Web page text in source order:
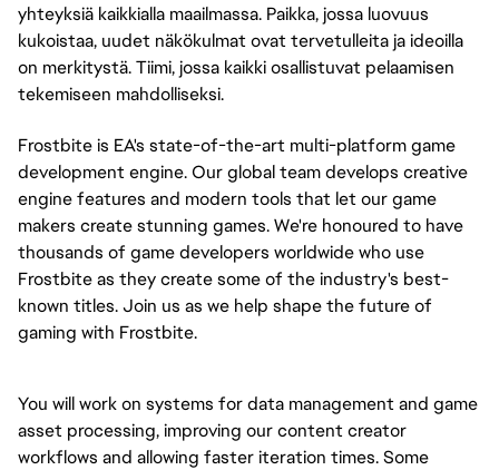
yhteyksiä kaikkialla maailmassa. Paikka, jossa luovuus
kukoistaa, uudet näkökulmat ovat tervetulleita ja ideoilla
on merkitystä. Tiimi, jossa kaikki osallistuvat pelaamisen
tekemiseen mahdolliseksi.
Frostbite is EA's state-of-the-art multi-platform game
development engine. Our global team develops creative
engine features and modern tools that let our game
makers create stunning games. We're honoured to have
thousands of game developers worldwide who use
Frostbite as they create some of the industry's best-
known titles. Join us as we help shape the future of
gaming with Frostbite.
You will work on systems for data management and game
asset processing, improving our content creator
workflows and allowing faster iteration times. Some